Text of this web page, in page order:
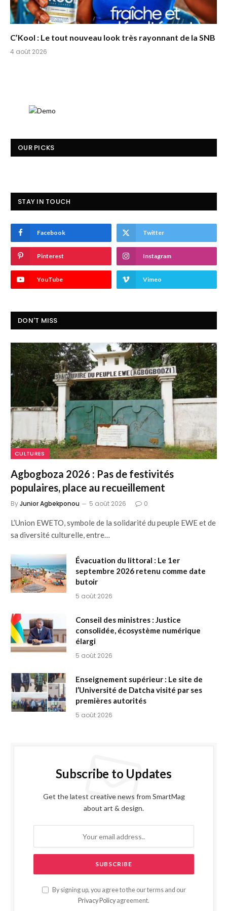
C’Kool : Le tout nouveau look très rayonnant de la SNB
4 août 2026
OUR PICKS
STAY IN TOUCH
Facebook Twitter
Pinterest Instagram
YouTube Vimeo
DON'T MISS
CULTURES
Agbogboza 2026 : Pas de festivités
populaires, place au recueillement
ByJunior Agbekponou 5 août 2026 0
L’Union EWETO, symbole de la solidarité du peuple EWE et de
sa diversité culturelle, entre…
Évacuation du littoral : Le 1er
septembre 2026 retenu comme date
butoir
5 août 2026
Conseil des ministres : Justice
consolidée, écosystème numérique
élargi
5 août 2026
Enseignement supérieur : Le site de
l’Université de Datcha visité par ses
premières autorités
5 août 2026
Subscribe to Updates
Get the latest creative news from SmartMag
about art & design.
By signing up, you agree to the our terms and our
Privacy Policy agreement.